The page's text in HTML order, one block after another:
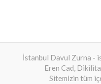
İstanbul Davul Zurna -
Eren Cad,
Sitemizin tüm